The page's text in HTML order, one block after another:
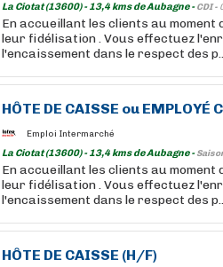
La Ciotat (13600) - 13,4 kms de Aubagne -CDI -
En accueillant les clients au moment
leur fidélisation . Vous effectuez
l'encaissement dans le respect des
HÔTE DE CAISSE ou EMPLOYÉ
Emploi Intermarché
La Ciotat (13600) - 13,4 kms de Aubagne -
En accueillant les clients au moment
leur fidélisation . Vous effectuez
l'encaissement dans le respect des
HÔTE DE CAISSE (H/F)